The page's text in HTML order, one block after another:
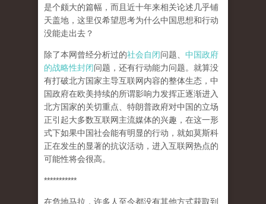
是个颇大的篇幅，而且近十年来相关论述几乎铺
天盖地，这里仅希望思考为什么中国思想和行动
没能走出去？
除了本网曾经分析过的社会自闭问题、 中国政府
的战略性封闭问题，还有行动能力问题。就算没
有打破北方国家主导互联网内容的整体生态，中
国政府在欧美持续的所谓影响力发挥正逐渐进入
北方国家的关切重点、特朗普政府对中国的立场
正引起大多数互联网主流媒体的兴趣，在这一形
式下如果中国社会能有明显的行动，就如莫斯科
正在发生的显著的抗议活动，进入互联网热点的
可能性将会很高。
***********
在危地马拉，许多人至今都没有其他方式获取到